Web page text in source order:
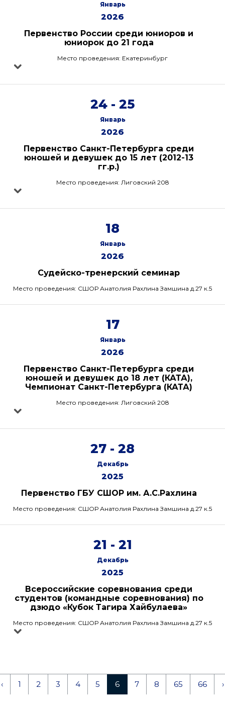
Январь
2026
Первенство России среди юниоров и
юниорок до 21 года
Место проведения: Екатеринбург
24 - 25
Январь
2026
Первенство Санкт-Петербурга среди
юношей и девушек до 15 лет (2012-13
гг.р.)
Место проведения: Лиговский 208
18
Январь
2026
Судейско-тренерский семинар
Место проведения: СШОР Анатолия Рахлина Замшина д.27 к.5
17
Январь
2026
Первенство Санкт-Петербурга среди
юношей и девушек до 18 лет (КАТА),
Чемпионат Санкт-Петербурга (КАТА)
Место проведения: Лиговский 208
27 - 28
Декабрь
2025
Первенство ГБУ СШОР им. А.С.Рахлина
Место проведения: СШОР Анатолия Рахлина Замшина д.27 к.5
21 - 21
Декабрь
2025
Всероссийские соревнования среди
студентов (командные соревнования) по
дзюдо «Кубок Тагира Хайбулаева»
Место проведения: СШОР Анатолия Рахлина Замшина д.27 к.5
‹ 1 2 3 4 5 6 7 8 65 66 ›